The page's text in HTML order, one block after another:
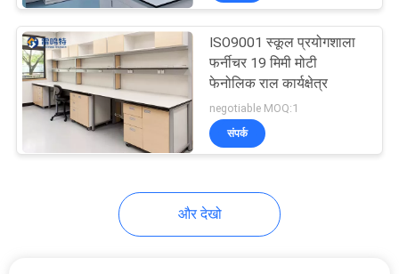
ISO9001 स्कूल प्रयोगशाला
फर्नीचर 19 मिमी मोटी
फेनोलिक राल कार्यक्षेत्र
negotiable MOQ:1
संपर्क
और देखो